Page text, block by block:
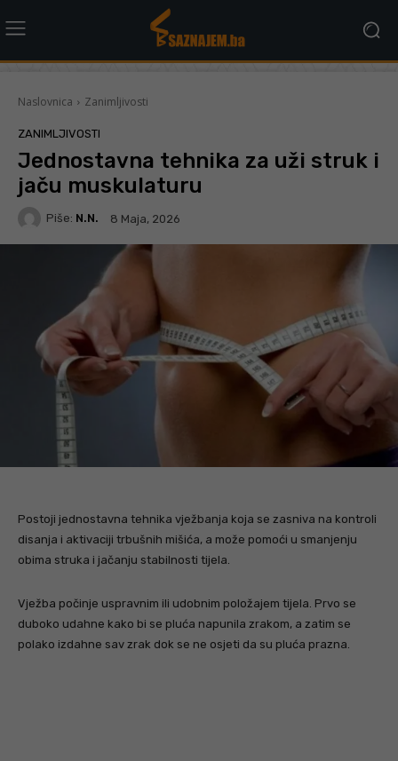
Naslovnica Zanimljivosti
ZANIMLJIVOSTI
Jednostavna tehnika za uži struk i
jaču muskulaturu
Piše: N.N. 8 Maja, 2026
Postoji jednostavna tehnika vježbanja koja se zasniva na kontroli
disanja i aktivaciji trbušnih mišića, a može pomoći u smanjenju
obima struka i jačanju stabilnosti tijela.
Vježba počinje uspravnim ili udobnim položajem tijela. Prvo se
duboko udahne kako bi se pluća napunila zrakom, a zatim se
polako izdahne sav zrak dok se ne osjeti da su pluća prazna.